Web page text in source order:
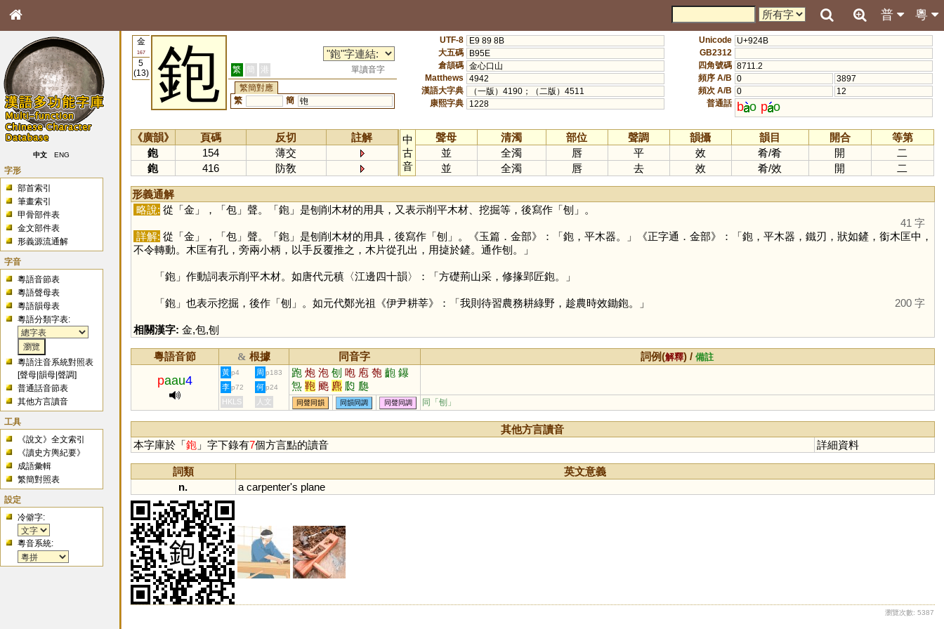
粵
普
中文 ENG
字形
部首索引
筆畫索引
甲骨部件表
金文部件表
形義源流通解
字音
粵語音節表
粵語聲母表
粵語韻母表
粵語分類字表:
粵語注音系統對照表
[聲母 |韻母 |聲調]
普通話音節表
其他方言讀音
工具
《說文》全文索引
《讀史方輿紀要》
成語彙輯
繁簡對照表
設定
冷僻字:
粵音系統:
金
167
5
(13)
鉋 繁 簡 港
單讀音字
繁簡對應
繁
簡 铇
UTF-8
E9 89 8B
大五碼
B95E
倉頡碼 金心口山
Matthews
4942
漢語大字典
（一版）4190；（二版）4511
康熙字典
1228
Unicode U+924B
GB2312
四角號碼 8711.2
頻序 A/B 0
3897
頻次 A/B 0
12
普通話 b o p o
《廣韻》 頁碼 反切
註解
鉋
154
薄交
鉋
416 防敎
中
古
音
聲母 清濁 部位 聲調 韻攝 韻目 開合
等第
並
全濁 唇 平 效 肴/肴 開
二
並
全濁 唇 去 效 肴/效 開 二
形義通解
略說: 從「 金 」，「 包」聲。「 鉋」是刨削木材的用具，又表示削平木材、挖掘等，後寫作「 刨 」。
41 字
詳解: 從「 金 」，「 包」聲。「 鉋」是刨削木材的用具，後寫作「 刨 」。《玉篇．金部》：「鉋，平木器。」《正字通．金部》：「鉋，平木器，鐵刃，狀如鏟，銜木匡中，
不令轉動。木匡有孔，旁兩小柄，以手反覆推之，木片從孔出，用㨗於鏟。通作刨。」
「 鉋」作動詞表示削平木材。如唐代元稹〈江邊四十韻〉：「方礎荊山采，修掾郢匠鉋。」
「 鉋」也表示挖掘，後作「 刨 」。如元代鄭光祖《伊尹耕莘》：「我則待習農務耕綠野，趁農時效鋤鉋。」 200 字
相關漢字: 金,包,刨
粵語音節 & 根據 同音字 詞例(解釋) /備註
paau4
黃 p4 周 p183 跑 炮 泡 刨 咆 庖 匏 齙 鑤
炰 鞄 颮 麃 瓝 瓟
李 p72 何 p24
HKLS 人文 同聲同韻 同韻同調 同聲同調 同「刨 」
其他方言讀音
本字庫於「鉋」字下錄有7個方言點的讀音 詳細資料
詞類
英文意義
n.
a carpenter's plane
瀏覽次數: 5387